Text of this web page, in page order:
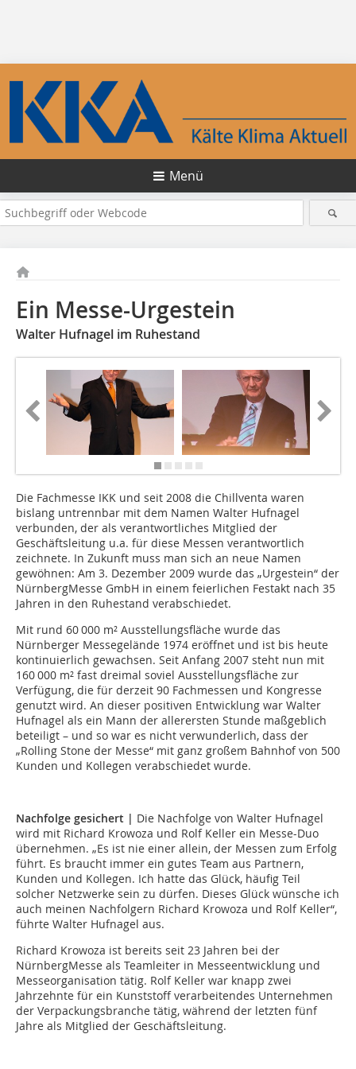
Menü
Ein Messe-Urgestein
Walter Hufnagel im Ruhestand
Die Fachmesse IKK und seit 2008 die Chillventa waren
bislang untrennbar mit dem Namen Walter Hufnagel
verbunden, der als verantwortliches Mitglied der
Geschäftsleitung u.a. für diese Messen verantwortlich
zeichnete. In Zukunft muss man sich an neue Namen
gewöhnen: Am 3. Dezember 2009 wurde das „Urgestein“ der
NürnbergMesse GmbH in einem feierlichen Festakt nach 35
Jahren in den Ruhestand verabschiedet.
Mit rund 60 000 m² Ausstellungsfläche wurde das
Nürnberger Messegelände 1974 eröffnet und ist bis heute
kontinuierlich gewachsen. Seit Anfang 2007 steht nun mit
160 000 m² fast dreimal soviel Ausstellungsfläche zur
Verfügung, die für derzeit 90 Fachmessen und Kongresse
genutzt wird. An dieser positiven Entwicklung war Walter
Hufnagel als ein Mann der allerersten Stunde maßgeblich
beteiligt – und so war es nicht verwunderlich, dass der
„Rolling Stone der Messe“ mit ganz großem Bahnhof von 500
Kunden und Kollegen verabschiedet wurde.
Nachfolge gesichert | Die Nachfolge von Walter Hufnagel
wird mit Richard Krowoza und Rolf Keller ein Messe-Duo
übernehmen. „Es ist nie einer allein, der Messen zum Erfolg
führt. Es braucht immer ein gutes Team aus Partnern,
Kunden und Kollegen. Ich hatte das Glück, häufig Teil
solcher Netzwerke sein zu dürfen. Dieses Glück wünsche ich
auch meinen Nachfolgern Richard Krowoza und Rolf Keller“,
führte Walter Hufnagel aus.
Richard Krowoza ist bereits seit 23 Jahren bei der
NürnbergMesse als Teamleiter in Messeentwicklung und
Messeorganisation tätig. Rolf Keller war knapp zwei
Jahrzehnte für ein Kunststoff verarbeitendes Unternehmen
der Verpackungsbranche tätig, während der letzten fünf
Jahre als Mitglied der Geschäftsleitung.